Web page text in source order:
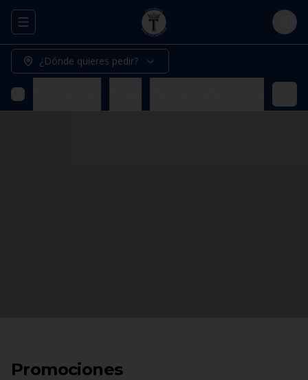
Abrir menu de navegación Login
¿Dónde quieres pedir?
Promociones